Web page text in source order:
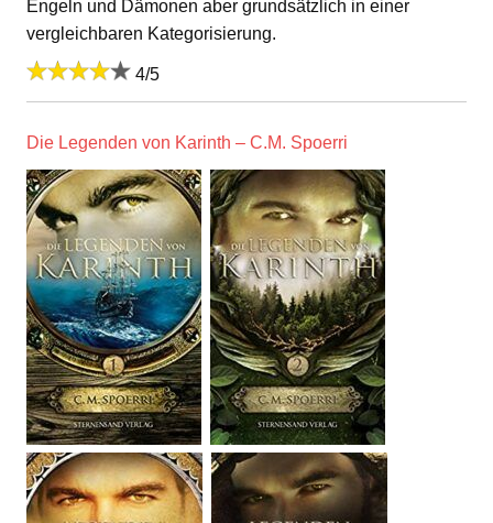
Engeln und Dämonen aber grundsätzlich in einer
vergleichbaren Kategorisierung.
4/5
Die Legenden von Karinth – C.M. Spoerri